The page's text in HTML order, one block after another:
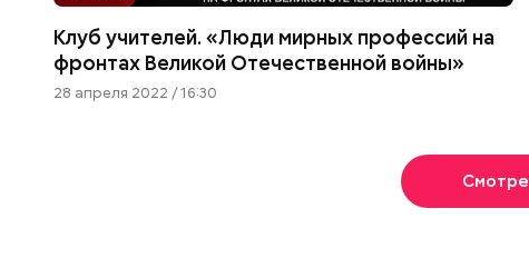
Клуб учителей. «Люди мирных профессий на
фронтах Великой Отечественной войны»
28 апреля 2022 / 16:30